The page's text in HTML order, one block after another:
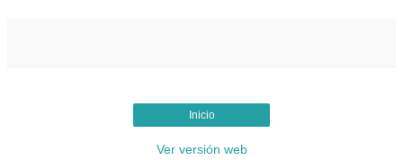
Inicio
Ver versión web